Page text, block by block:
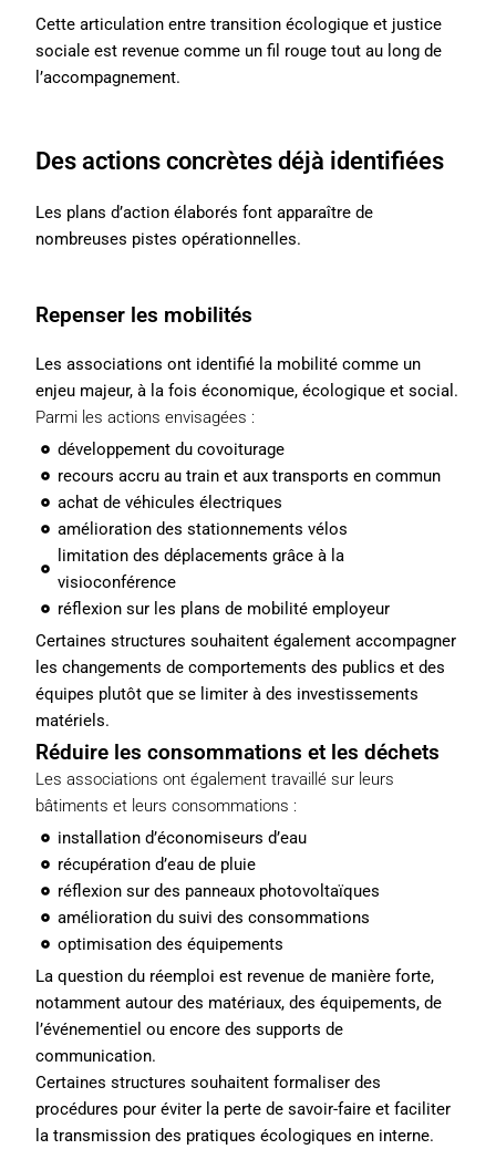
Cette articulation entre transition écologique et justice
sociale est revenue comme un fil rouge tout au long de
l’accompagnement.
Des actions concrètes déjà identifiées
Les plans d’action élaborés font apparaître de
nombreuses pistes opérationnelles.
Repenser les mobilités
Les associations ont identifié la mobilité comme un
enjeu majeur, à la fois économique, écologique et social.
Parmi les actions envisagées :
développement du covoiturage
recours accru au train et aux transports en commun
achat de véhicules électriques
amélioration des stationnements vélos
limitation des déplacements grâce à la
visioconférence
réflexion sur les plans de mobilité employeur
Certaines structures souhaitent également accompagner
les changements de comportements des publics et des
équipes plutôt que se limiter à des investissements
matériels.
Réduire les consommations et les déchets
Les associations ont également travaillé sur leurs
bâtiments et leurs consommations :
installation d’économiseurs d’eau
récupération d’eau de pluie
réflexion sur des panneaux photovoltaïques
amélioration du suivi des consommations
optimisation des équipements
La question du réemploi est revenue de manière forte,
notamment autour des matériaux, des équipements, de
l’événementiel ou encore des supports de
communication.
Certaines structures souhaitent formaliser des
procédures pour éviter la perte de savoir-faire et faciliter
la transmission des pratiques écologiques en interne.